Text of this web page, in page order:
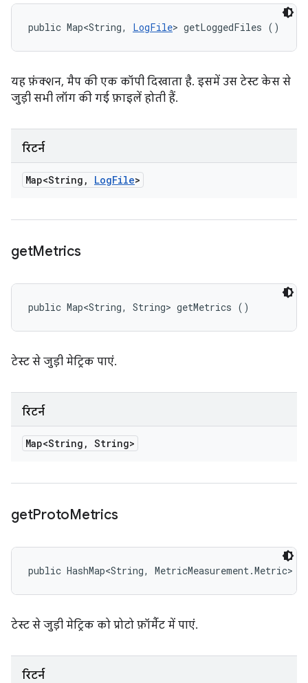
public Map<String, LogFile> getLoggedFiles ()
यह फ़ंक्शन, मैप की एक कॉपी दिखाता है. इसमें उस टेस्ट केस से
जुड़ी सभी लॉग की गई फ़ाइलें होती हैं.
रिटर्न
Map<String , LogFile>
getMetrics
public Map<String, String> getMetrics ()
टेस्ट से जुड़ी मेट्रिक पाएं.
रिटर्न
Map<String , String>
getProtoMetrics
public HashMap<String, MetricMeasurement.Metric>
टेस्ट से जुड़ी मेट्रिक को प्रोटो फ़ॉर्मैट में पाएं.
रिटर्न